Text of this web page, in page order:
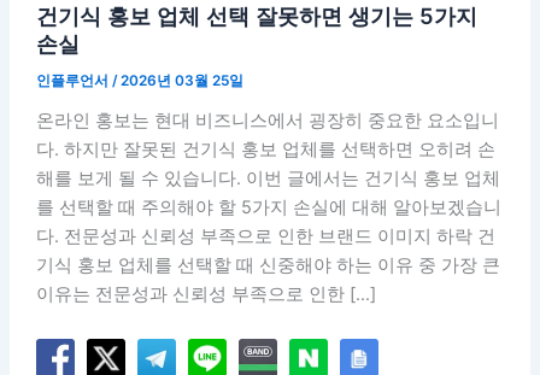
건기식 홍보 업체 선택 잘못하면 생기는 5가지
손실
인플루언서 /2026년 03월 25일
온라인 홍보는 현대 비즈니스에서 굉장히 중요한 요소입니
다. 하지만 잘못된 건기식 홍보 업체를 선택하면 오히려 손
해를 보게 될 수 있습니다. 이번 글에서는 건기식 홍보 업체
를 선택할 때 주의해야 할 5가지 손실에 대해 알아보겠습니
다. 전문성과 신뢰성 부족으로 인한 브랜드 이미지 하락 건
기식 홍보 업체를 선택할 때 신중해야 하는 이유 중 가장 큰
이유는 전문성과 신뢰성 부족으로 인한 […]